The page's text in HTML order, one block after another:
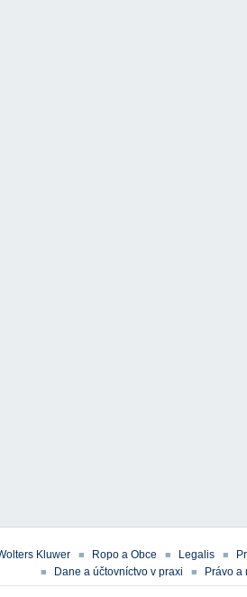
Kluwer Ropo a Obce Legalis
Dane a účtovníctvo v praxi
Právo a